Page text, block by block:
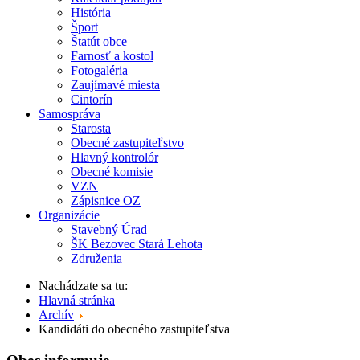
História
Šport
Štatút obce
Farnosť a kostol
Fotogaléria
Zaujímavé miesta
Cintorín
Samospráva
Starosta
Obecné zastupiteľstvo
Hlavný kontrolór
Obecné komisie
VZN
Zápisnice OZ
Organizácie
Stavebný Úrad
ŠK Bezovec Stará Lehota
Združenia
Nachádzate sa tu:
Hlavná stránka
Archív
Kandidáti do obecného zastupiteľstva